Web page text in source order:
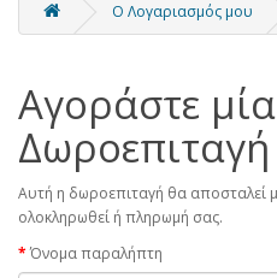
O Λογαριασμός μου
Αγοράστε μία
Δωροεπιταγή
Αυτή η δωροεπιταγή θα αποσταλεί
ολοκληρωθεί ή πληρωμή σας.
Όνομα παραλήπτη